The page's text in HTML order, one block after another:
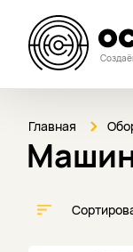
Главная